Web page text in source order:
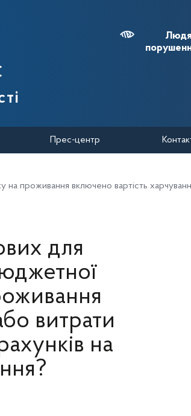
Прес-центр
проживання включено вартість
для
витрати
на